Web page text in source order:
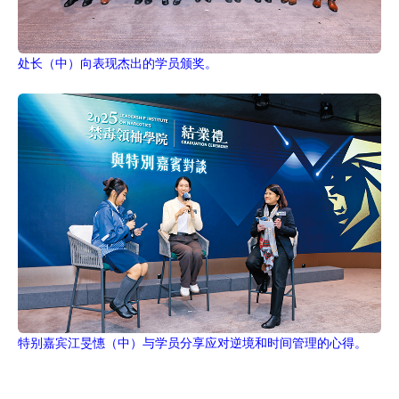
处长（中）向表现杰出的学员颁奖。
特别嘉宾江旻憓（中）与学员分享应对逆境和时间管理的心得。